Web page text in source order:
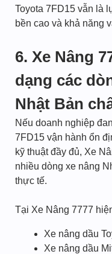
Toyota 7FD15 vẫn là
bền cao và khả năng
6. Xe Nâng
dạng các
Nhật Bản
Nếu doanh nghiệp
7FD15 vận hành ổn
kỹ thuật đầy đủ, Xe
nhiều dòng xe nâng
thực tế.
Tại Xe Nâng 7777
Xe nâng dầu
Xe nâng dầu